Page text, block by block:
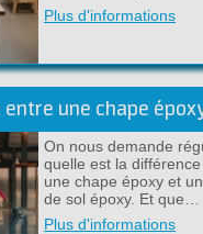
Plus d'informations
On nous demande
quelle est la
une chape époxy et
de sol époxy. Et que…
Plus d'informations